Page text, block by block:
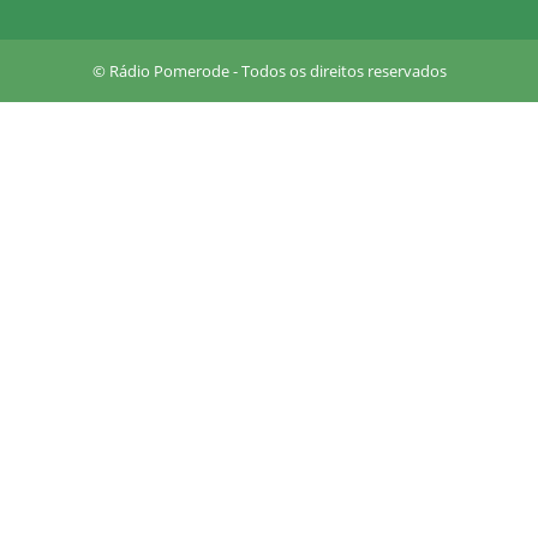
a
© Rádio Pomerode - Todos os direitos reservados